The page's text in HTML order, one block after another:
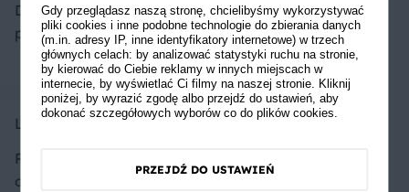
Dużo pracy ale warto bo są
pycha
Lalaxo
Pyszny dodatek do
deserów
Gdy przeglądasz naszą stronę, chcielibyśmy wykorzystywać
pliki cookies i inne podobne technologie do zbierania danych
(m.in. adresy IP, inne identyfikatory internetowe) w trzech
głównych celach: by analizować statystyki ruchu na stronie,
by kierować do Ciebie reklamy w innych miejscach w
internecie, by wyświetlać Ci filmy na naszej stronie. Kliknij
poniżej, by wyrazić zgodę albo przejdź do ustawień, aby
dokonać szczegółowych wyborów co do plików cookies.
PRZEJDŹ DO USTAWIEŃ